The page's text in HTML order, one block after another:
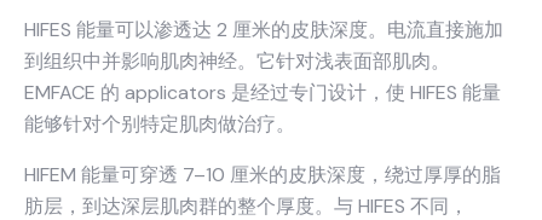
HIFES 能量可以渗透达 2 厘米的皮肤深度。电流直接施加
到组织中并影响肌肉神经。它针对浅表面部肌肉。
EMFACE 的 applicators 是经过专门设计，使 HIFES 能量
能够针对个别特定肌肉做治疗。
HIFEM 能量可穿透 7–10 厘米的皮肤深度，绕过厚厚的脂
肪层，到达深层肌肉群的整个厚度。与 HIFES 不同，